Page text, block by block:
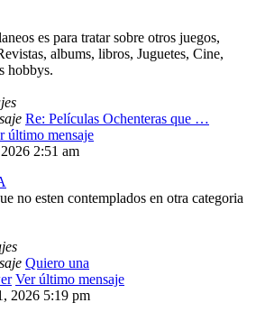
es para tratar sobre otros juegos,
albums, libros, Juguetes, Cine,
hobbys.
Re: Películas Ochenteras que …
último mensaje
2:51 am
no esten contemplados en otra categoria
Quiero una
Ver último mensaje
2026 5:19 pm